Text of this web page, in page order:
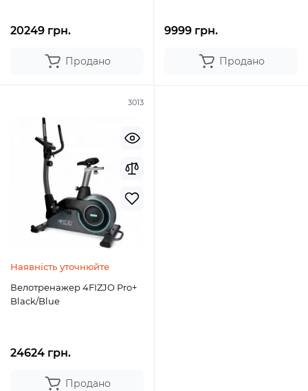
20249 грн.
Продано
9999 грн.
Продано
3013
Наявність уточнюйте
Велотренажер 4FIZJO Pro+
Black/Blue
24624 грн.
Продано